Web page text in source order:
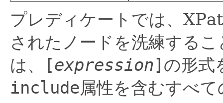
プレディケートでは、
されたノードを洗練する
は、
[expression] の形式
include属性を含むすべて